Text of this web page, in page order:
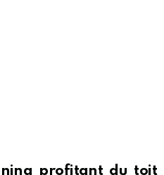
profitant du toit